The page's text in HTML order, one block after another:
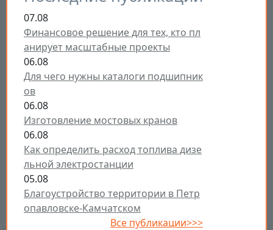
07.08
Финансовое решение для тех, кто пл
анирует масштабные проекты
06.08
Для чего нужны каталоги подшипник
ов
06.08
Изготовление мостовых кранов
06.08
Как определить расход топлива дизе
льной электростанции
05.08
Благоустройство территории в Петр
опавловске-Камчатском
Все публикации>>>